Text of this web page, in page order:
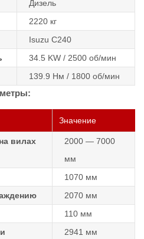
Дизель
2220 кг
Isuzu C240
34.5 KW / 2500 об/мин
139.9 Нм / 1800 об/мин
Значение
вилах
2000 — 7000
мм
1070 мм
2070 мм
110 мм
2941 мм